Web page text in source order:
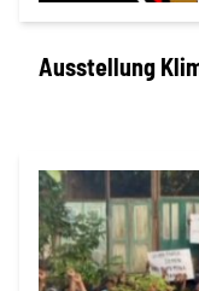
Ausstellung